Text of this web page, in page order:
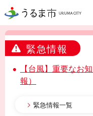
うるま市
緊急情報
【台風】重要なお
報）
緊急情報一覧